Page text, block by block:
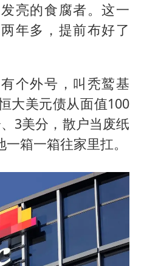
亮的食腐者。这一
年多，提前布好了
个外号，叫秃鹫基
大美元债从面值100
3美分，散户当废纸
箱一箱往家里扛。